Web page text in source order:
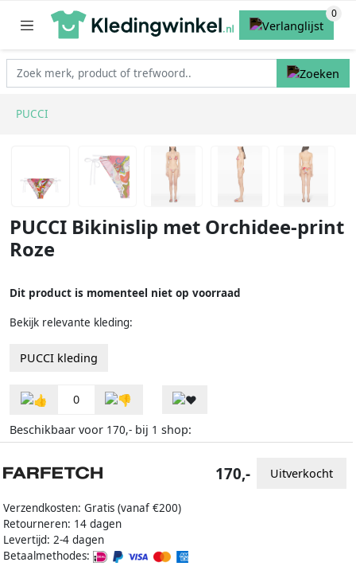
PUCCI
PUCCI Bikinislip met Orchidee-print
Roze
Dit product is momenteel niet op voorraad
Bekijk relevante kleding:
PUCCI kleding
0
Beschikbaar voor 170,- bij 1 shop:
Verzendkosten: Gratis (vanaf €200)
Retourneren: 14 dagen
Levertijd: 2-4 dagen
Betaalmethodes:
170,- Uitverkocht